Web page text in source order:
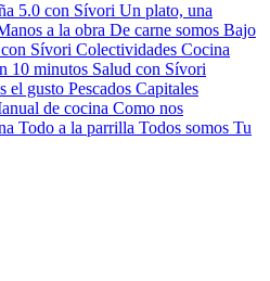
5.0 con Sívori Un plato, una
a la obra De carne somos Bajo
Sívori Colectividades Cocina
10 minutos Salud con Sívori
el gusto Pescados Capitales
de cocina Como nos
Todo a la parrilla Todos somos Tu